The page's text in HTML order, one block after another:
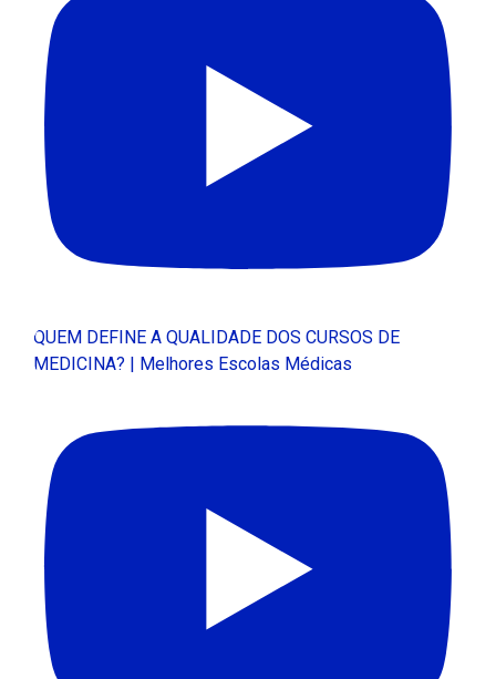
QUEM DEFINE A QUALIDADE DOS CURSOS DE
MEDICINA? | Melhores Escolas Médicas